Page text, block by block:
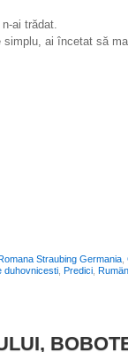
ai trădat.
simplu, ai încetat să
Straubing Germania
duhovnicesti Predici